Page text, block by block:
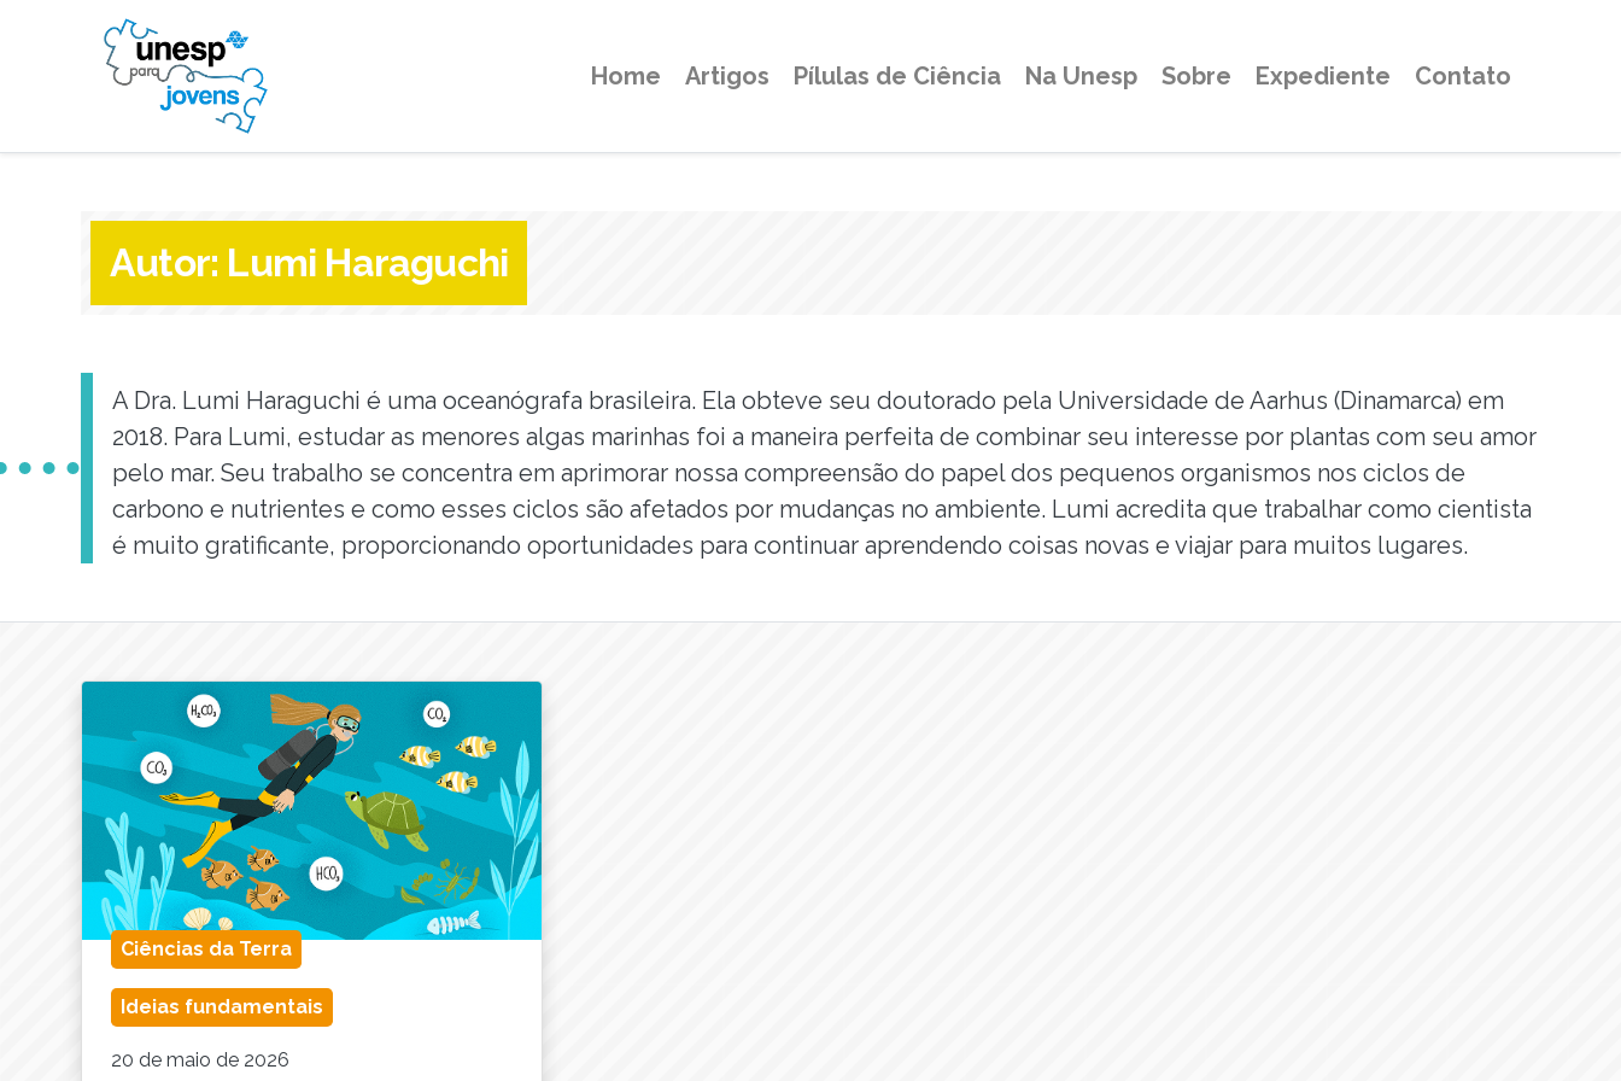
Home Artigos Pílulas de Ciência Na Unesp Sobre Expediente Contato
Autor: Lumi Haraguchi
A Dra. Lumi Haraguchi é uma oceanógrafa brasileira. Ela obteve seu doutorado pela Universidade de Aarhus (Dinamarca) em
2018. Para Lumi, estudar as menores algas marinhas foi a maneira perfeita de combinar seu interesse por plantas com seu amor
pelo mar. Seu trabalho se concentra em aprimorar nossa compreensão do papel dos pequenos organismos nos ciclos de
carbono e nutrientes e como esses ciclos são afetados por mudanças no ambiente. Lumi acredita que trabalhar como cientista
é muito gratificante, proporcionando oportunidades para continuar aprendendo coisas novas e viajar para muitos lugares.
Ciências da Terra
Ideias fundamentais
20 de maio de 2026